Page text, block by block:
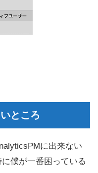
ところ
に出来ない
僕が一番困っている